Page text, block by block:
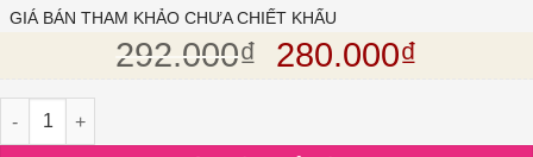
5 dựa
GIÁ BÁN THAM KHẢO CHƯA CHIẾT KHẤU
292.000₫ Giá gốc là:
280.000₫
Rượu Vang Chile Đỏ G7 Reserva Carmenere số lượng